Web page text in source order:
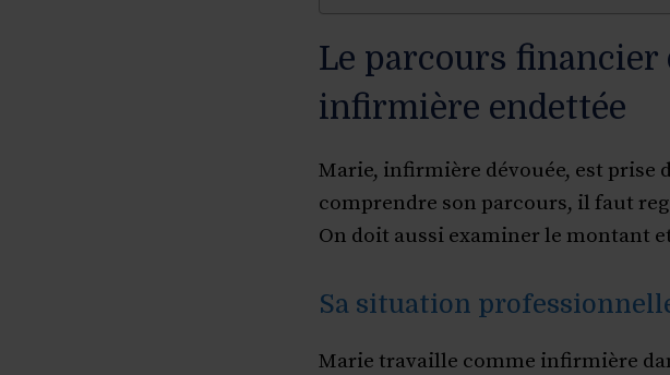
Le parcours financier
infirmière endettée
Marie, infirmière dévouée, est prise
comprendre son parcours, il faut
On doit aussi examiner le montant
Sa situation
Marie travaille comme infirmière